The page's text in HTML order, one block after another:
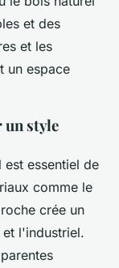
et des
et les
un espace
un style
est essentiel de
comme le
crée un
l'industriel.